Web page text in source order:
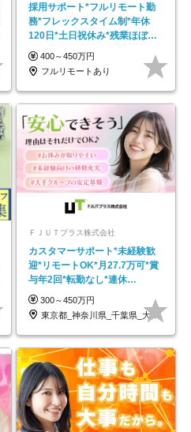
採用サポート*フルリモート勤
務*フレックスタイム制*年休
120日*土日祝休み*残業ほぼな
し*育児中社員8割以上
400～450万円
フルリモートあり
ＦＪＵＴプラス株式会社
カスタマーサポート*未経験歓
迎*リモートOK*月27.7万可*賞
与年2回*転勤なし*連休
OK/ZE010232
300～450万円
東京都_神奈川県_千葉県_大阪府_愛知県…